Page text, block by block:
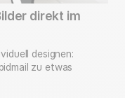
direkt im
designen:
zu etwas